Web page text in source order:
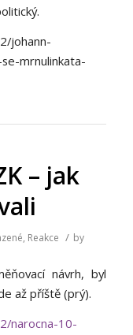
johann-
mrnulinkata-
– jak
, Reakce / by
návrh, byl
až příště (prý).
narocna-10-